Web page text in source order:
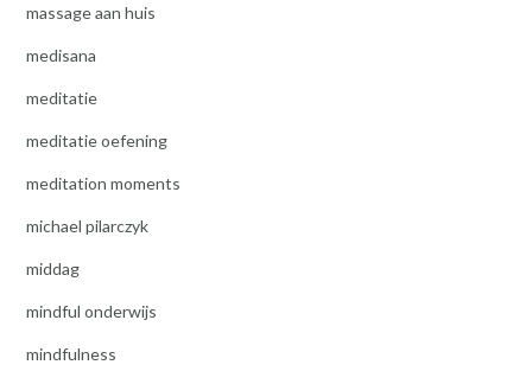
massage aan huis
medisana
meditatie
meditatie oefening
meditation moments
michael pilarczyk
middag
mindful onderwijs
mindfulness